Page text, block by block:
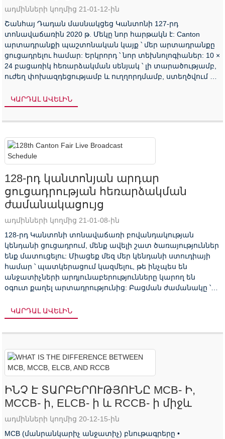
ադմինների կողմից 21-01-12-ին
Շանհայ Դադան մասնակցեց Կանտոնի 127-րդ
տոնավաճառին 2020 թ. Մեկը նոր հարթակն է: Canton
արտադրանքի պաշտոնական կայք ՝ մեր արտադրանքը
ցուցադրելու համար: Երկրորդ ՝ նոր տեխնոլոգիաներ: 10 ×
24 բացառիկ հեռարձակման սենյակ ՝ լի տարածությամբ,
ուժեղ փոխազդեցությամբ և ուղղորդմամբ, ստեղծվում է
համար ...
ԿԱՐԴԱԼ ԱՎԵԼԻՆ
128-րդ կանտոնյան արդար
ցուցադրության հեռարձակման
ժամանակացույց
ադմինների կողմից 21-01-08-ին
128-րդ Կանտոնի տոնավաճառի բովանդակության
կենդանի ցուցադրում, մենք ավելի շատ ծառայություններ
ենք մատուցելու: Միացեք մեզ մեր կենդանի ստուդիայի
համար ՝ պատկերացում կազմելու, թե ինչպես են
անջատիչների արդյունաբերությունները կարող են
օգուտ քաղել արտադրությունից: Բացման ժամանակը ՝
Հոկտեմբերի 15-ից 24-ը, ուղիղ ստուդիա. ԿՏՏԱ HՐԵՔ
ԱՅՍՏԵ Կենդանի ...
ԿԱՐԴԱԼ ԱՎԵԼԻՆ
ԻՆՉ Է ՏԱՐԲԵՐՈՒԹՅՈՒՆԸ MCB- Ի,
MCCB- ի, ELCB- ի և RCCB- ի միջև
ադմինների կողմից 20-12-15-ին
MCB (մանրանկարիչ անջատիչ) բնութագրերը •